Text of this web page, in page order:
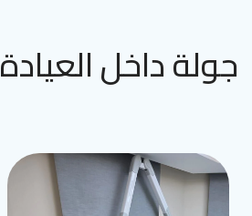
جولة داخل العيادة